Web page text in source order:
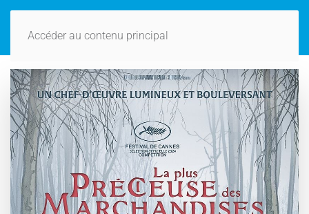
Accéder au contenu principal